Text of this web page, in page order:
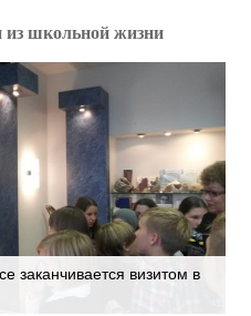
из школьной жизни
заканчивается визитом в